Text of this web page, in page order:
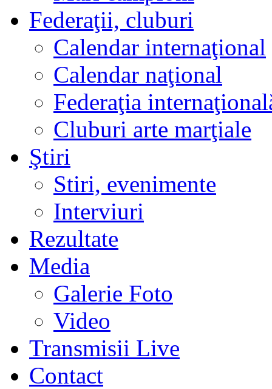
Federaţii, cluburi
Calendar internaţional
Calendar naţional
Federaţia
Cluburi arte marţiale
Ştiri
Stiri, evenimente
Interviuri
Rezultate
Media
Galerie Foto
Video
Transmisii Live
Contact